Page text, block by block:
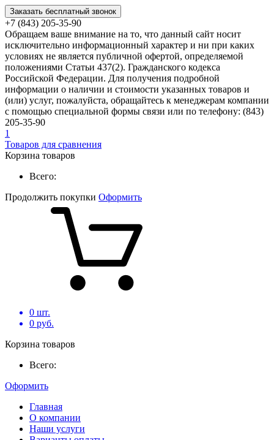
Заказать бесплатный звонок
+7 (843) 205-35-90
Обращаем ваше внимание на то, что данный сайт носит
исключительно информационный характер и ни при каких
условиях не является публичной офертой, определяемой
положениями Статьи 437(2). Гражданского кодекса
Российской Федерации. Для получения подробной
информации о наличии и стоимости указанных товаров и
(или) услуг, пожалуйста, обращайтесь к менеджерам компании
с помощью специальной формы связи или по телефону: (843)
205-35-90
1
Товаров для сравнения
Корзина товаров
Всего:
Продолжить покупки Оформить
0 шт.
0 руб.
Корзина товаров
Всего:
Оформить
Главная
О компании
Наши услуги